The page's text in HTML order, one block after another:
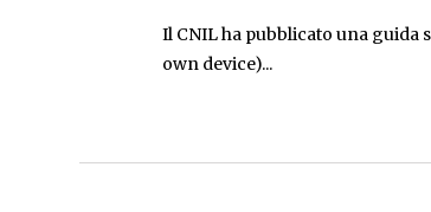
Il CNIL ha pubblicato una
own device)...